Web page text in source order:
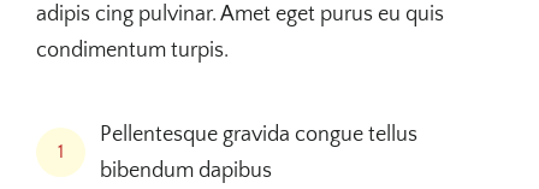
adipis cing pulvinar. Amet eget purus eu quis
condimentum turpis.
1
Pellentesque gravida congue tellus
bibendum dapibus